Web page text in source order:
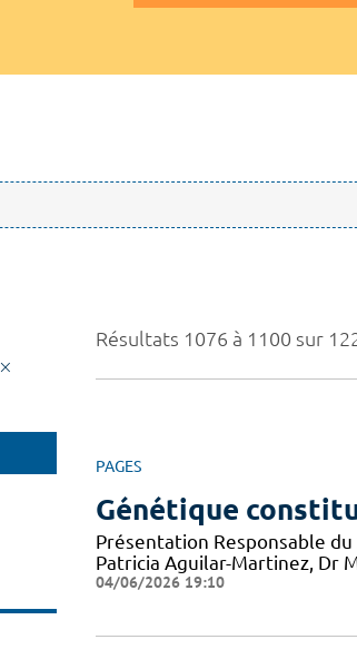
Résultats 1076 à 1100 sur
PAGES
Génétique
Présentation Responsable
Patricia Aguilar-Martinez, Dr
04/06/2026 19:10